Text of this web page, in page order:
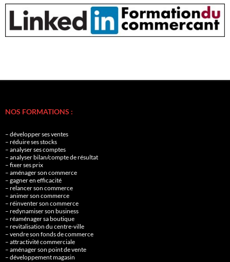
NOS FORMATIONS :
– développer ses ventes
– réduire ses stocks
– analyser ses comptes
– analyser bilan/compte de résultat
– fixer ses prix
– aménager son commerce
– gagner en efficacité
– relancer son commerce
– animer son commerce
– réinventer son commerce
– redynamiser son business
– réaménager sa boutique
– revitalisation du centre-ville
– vendre son fonds de commerce
– attractivité commerciale
– aménager son point de vente
– développement magasin